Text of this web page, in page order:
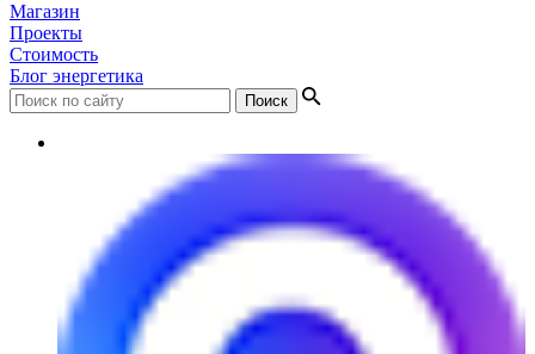
Магазин
Проекты
Стоимость
Блог энергетика